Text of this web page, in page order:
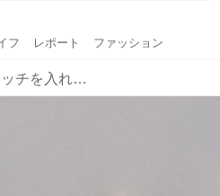
フ レポート ファッション
魔法みたい!スイッチを入れると光のサボテンが現れるランプがかわいい♡